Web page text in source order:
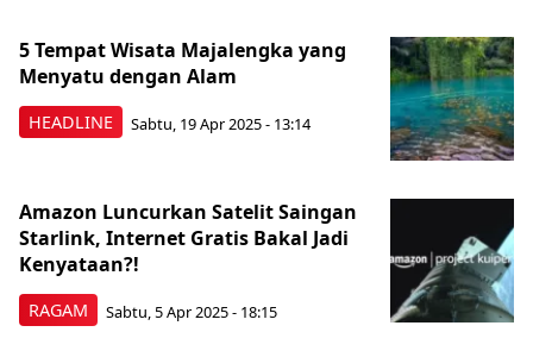
HEADLINE
5 Tempat Wisata Majalengka yang
Menyatu dengan Alam
Sabtu, 19 Apr 2025 - 13:14
RAGAM
Amazon Luncurkan Satelit Saingan
Starlink, Internet Gratis Bakal Jadi
Kenyataan?!
Sabtu, 5 Apr 2025 - 18:15